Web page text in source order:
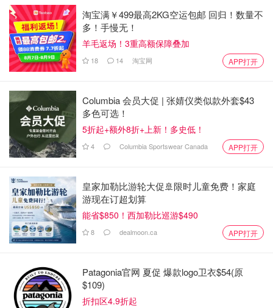
淘宝满￥499最高2KG空运包邮 回归！数量不
多！手慢无！
羊毛返场！3重高额保障叠加
18 14 淘宝网 APP打开
Columbia 会员大促 | 张婧仪类似款外套$43
多色可选！
5折起+额外8折+上新！多史低！
4 Columbia Sportswear Canada APP打开
皇家加勒比游轮大促🚢限时儿童免费！家庭
游现在订超划算
能省$850！西加勒比巡游$490
8 dealmoon.ca APP打开
Patagonia官网 夏促 爆款logo卫衣$54(原
$109)
折扣区4.9折起